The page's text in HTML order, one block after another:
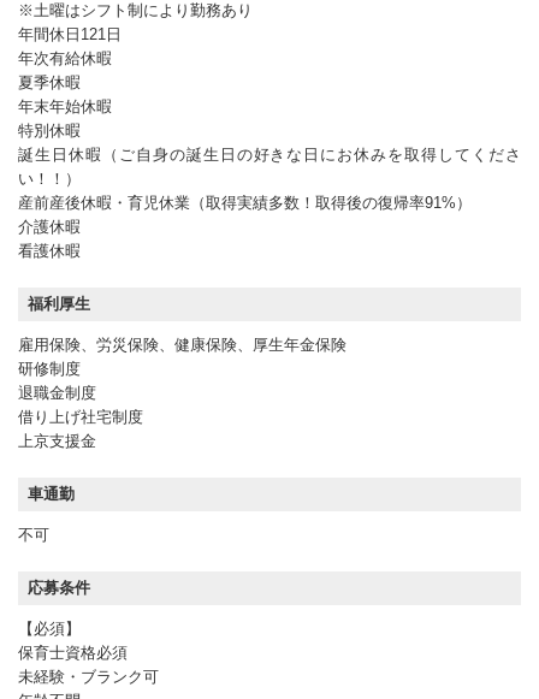
※土曜はシフト制により勤務あり
年間休日121日
年次有給休暇
夏季休暇
年末年始休暇
特別休暇
誕生日休暇（ご自身の誕生日の好きな日にお休みを取得してくださ
い！！）
産前産後休暇・育児休業（取得実績多数！取得後の復帰率91%）
介護休暇
看護休暇
福利厚生
雇用保険、労災保険、健康保険、厚生年金保険
研修制度
退職金制度
借り上げ社宅制度
上京支援金
車通勤
不可
応募条件
【必須】
保育士資格必須
未経験・ブランク可